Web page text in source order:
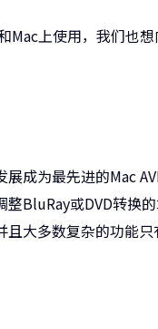
上使用，我们也
成为最先进的Mac
BluRay或DVD转换
大多数复杂的功能只